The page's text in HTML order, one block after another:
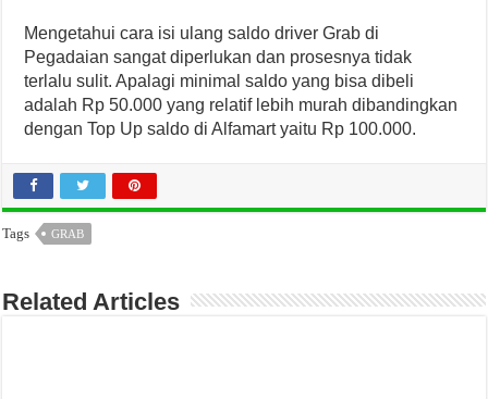
Mengetahui cara isi ulang saldo driver Grab di
Pegadaian sangat diperlukan dan prosesnya tidak
terlalu sulit. Apalagi minimal saldo yang bisa dibeli
adalah Rp 50.000 yang relatif lebih murah dibandingkan
dengan Top Up saldo di Alfamart yaitu Rp 100.000.
Tags GRAB
Related Articles